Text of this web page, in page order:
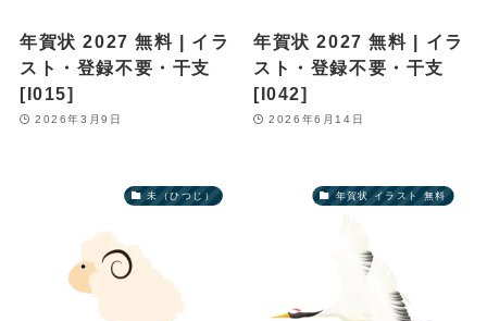
年賀状 2027 無料 | イラ
スト・登録不要・干支
[I015]
2026年3月9日
年賀状 2027 無料 | イラ
スト・登録不要・干支
[I042]
2026年6月14日
未（ひつじ） 年賀状 イラスト 無料